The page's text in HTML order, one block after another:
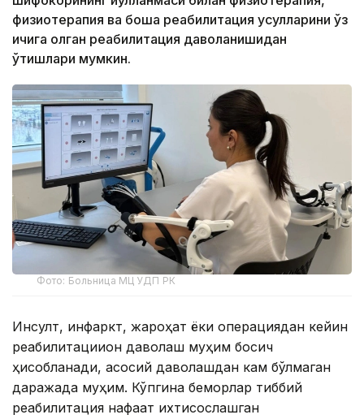
физиотерапия ва бошқа реабилитация усулларини ўз
ичига олган реабилитация даволанишидан
ўтишлари мумкин.
Фото: Больница МЦ УДП РК
Инсулт, инфаркт, жароҳат ёки операциядан кейин
реабилитациион даволаш муҳим босқич
ҳисобланади, асосий даволашдан кам бўлмаган
даражада муҳим. Кўпгина беморлар тиббий
реабилитация нафақат ихтисослашган